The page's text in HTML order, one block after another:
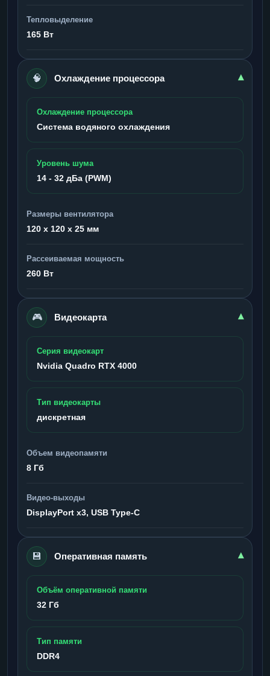
Тепловыделение
165 Вт
🧠 Охлаждение процессора ▾
Охлаждение процессора
Система водяного охлаждения
Уровень шума
14 - 32 дБа (PWM)
Размеры вентилятора
120 x 120 x 25 мм
Рассеиваемая мощность
260 Вт
🎮 Видеокарта ▾
Серия видеокарт
Nvidia Quadro RTX 4000
Тип видеокарты
дискретная
Объем видеопамяти
8 Гб
Видео-выходы
DisplayPort x3, USB Type-C
💾 Оперативная память ▾
Объём оперативной памяти
32 Гб
Тип памяти
DDR4